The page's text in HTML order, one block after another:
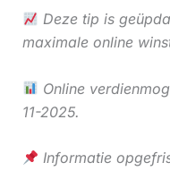
Deze tip is
maximale online
Online
11-2025.
Informatie